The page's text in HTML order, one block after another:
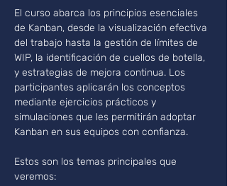
El curso abarca los principios esenciales
de Kanban, desde la visualización efectiva
del trabajo hasta la gestión de límites de
WIP, la identificación de cuellos de botella,
y estrategias de mejora continua. Los
participantes aplicarán los conceptos
mediante ejercicios prácticos y
simulaciones que les permitirán adoptar
Kanban en sus equipos con confianza.
Estos son los temas principales que
veremos: